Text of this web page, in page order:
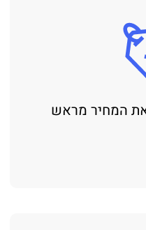
המחיר מראש